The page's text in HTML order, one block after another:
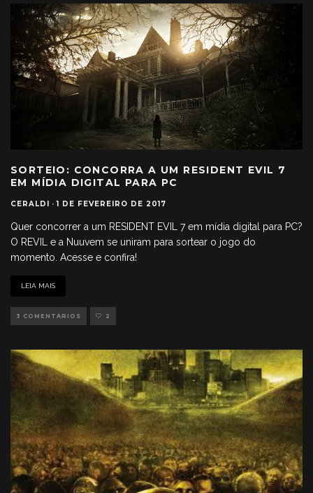
SORTEIO: CONCORRA A UM RESIDENT EVIL 7
EM MÍDIA DIGITAL PARA PC
CERALDI · 1 DE FEVEREIRO DE 2017
Quer concorrer a um RESIDENT EVIL 7 em mídia digital para PC?
O REVIL e a Nuuvem se uniram para sortear o jogo do
momento. Acesse e confira!
LEIA MAIS
3 COMENTÁRIOS 2